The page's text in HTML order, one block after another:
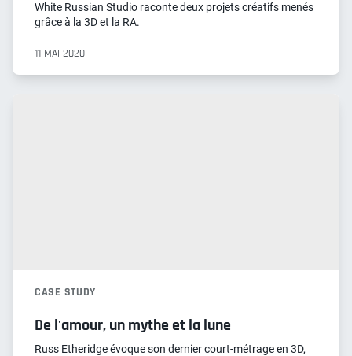
White Russian Studio raconte deux projets créatifs menés
grâce à la 3D et la RA.
11 MAI 2020
CASE STUDY
De l'amour, un mythe et la lune
Russ Etheridge évoque son dernier court-métrage en 3D,